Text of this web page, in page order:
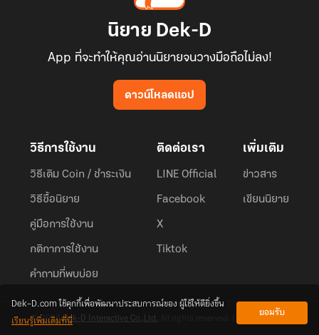
นิยาย Dek-D
App ที่จะทำให้คุณอ่านนิยายจนวางมือถือไม่ลง!
ดาวน์โหลดแอป
วิธีการใช้งาน
วิธีเติม Coin / ชำระเงิน
วิธีซื้อนิยาย
คู่มือการใช้งาน
กติกาการใช้งาน
คำถามที่พบบ่อย
ติดต่อเรา
LINE Official
Facebook
X
Tiktok
เพิ่มเติม
ข่าวสาร
เขียนนิยาย
© 2026Dek-D Interactive Co.,Ltd.
Dek-D.com ใช้คุกกี้เพื่อพัฒนาประสบการณ์ของ ผู้ใช้ให้ดียิ่งขึ้น
เรียนรู้เพิ่มเติมที่นี่
ยอมรับ